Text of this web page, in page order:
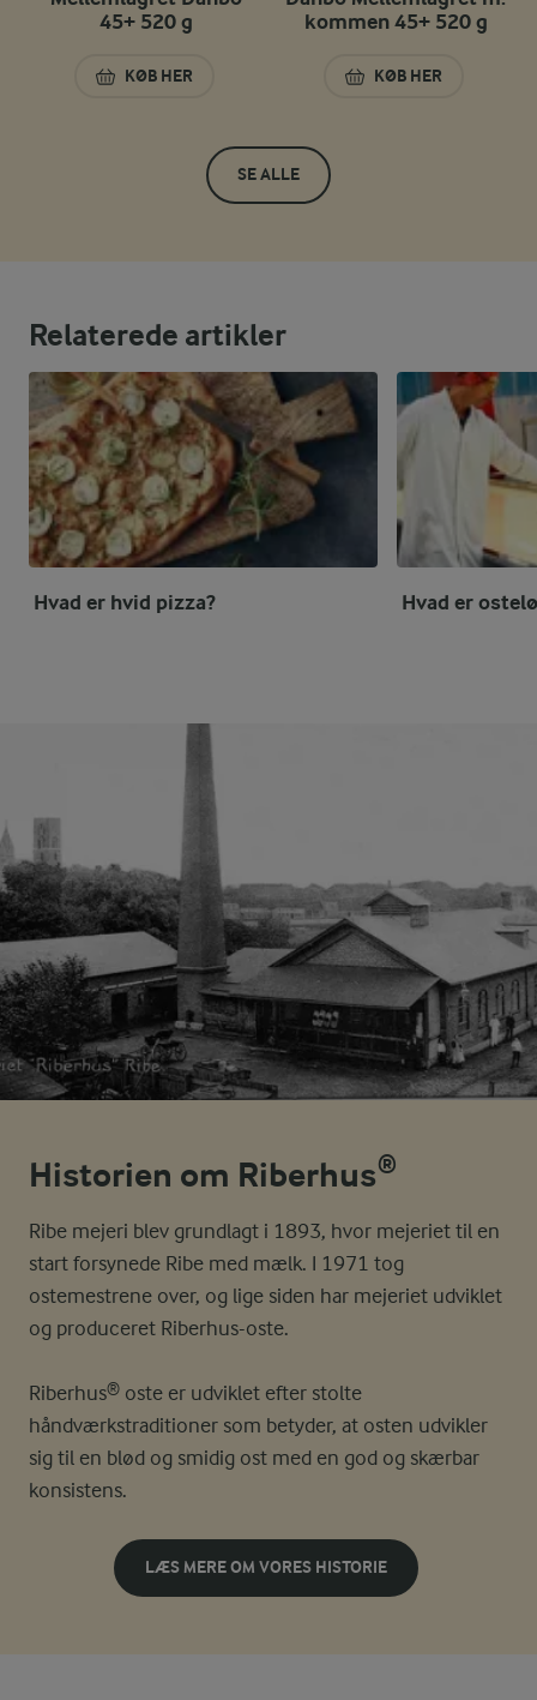
45+ 520 g
KØB HER
MELLEMLAGRET DANBO 45+ 520 G
kommen 45+ 520 g
KØB HER
DANBO
SE ALLE
Relaterede artikler
Hvad er hvid pizza? Hvad er
Historien om Riberhus®
Ribe mejeri blev grundlagt i 1893, hvor mejeriet til en
start forsynede Ribe med mælk. I 1971 tog
ostemestrene over, og lige siden har mejeriet udviklet
og produceret Riberhus-oste.
Riberhus® oste er udviklet efter stolte
håndværkstraditioner som betyder, at osten udvikler
sig til en blød og smidig ost med en god og skærbar
konsistens.
LÆS MERE OM VORES HISTORIE